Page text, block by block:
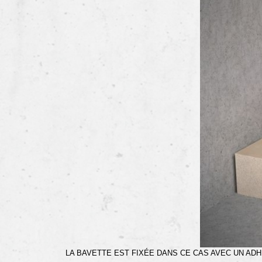
LA BAVETTE EST FIXÉE DANS CE CAS AVEC UN